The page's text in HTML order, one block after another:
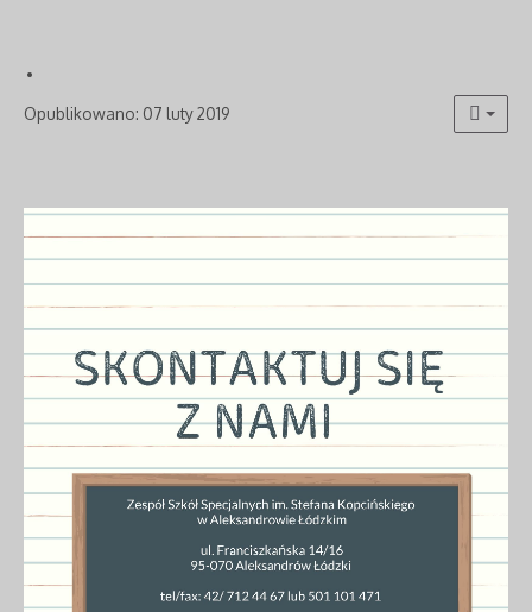
.
Opublikowano: 07 luty 2019